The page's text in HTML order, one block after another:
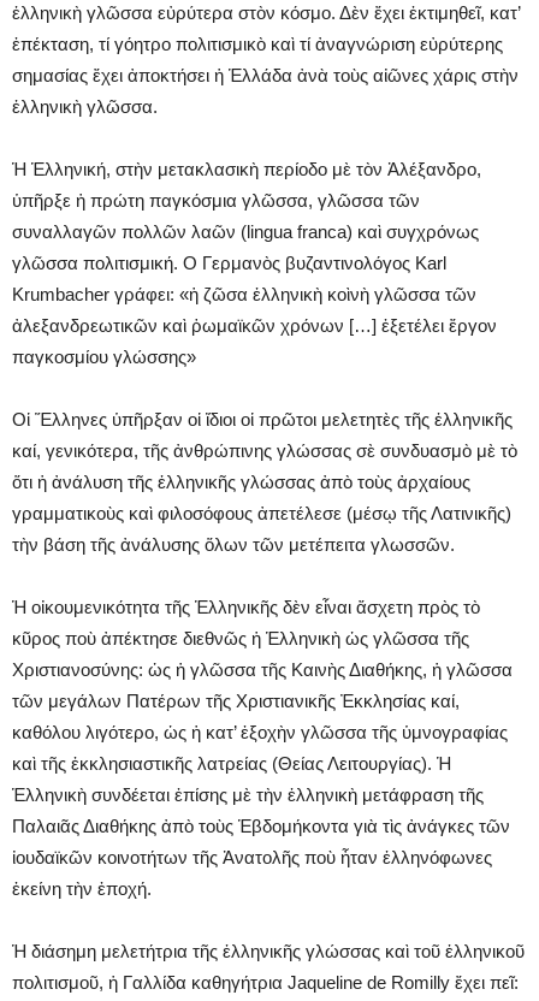
ἑλληνικὴ γλῶσσα εὐρύτερα στὸν κόσμο. Δὲν ἔχει ἐκτιμηθεῖ, κατ’
ἐπέκταση, τί γόητρο πολιτισμικὸ καὶ τί ἀναγνώριση εὐρύτερης
σημασίας ἔχει ἀποκτήσει ἡ Ἑλλάδα ἀνὰ τοὺς αἰῶνες χάρις στὴν
ἑλληνικὴ γλῶσσα.
Ἡ Ἑλληνική, στὴν μετακλασικὴ περίοδο μὲ τὸν Ἀλέξανδρο,
ὑπῆρξε ἡ πρώτη παγκόσμια γλῶσσα, γλῶσσα τῶν
συναλλαγῶν πολλῶν λαῶν (lingua franca) καὶ συγχρόνως
γλῶσσα πολιτισμική. O Γερμανὸς βυζαντινολόγος Karl
Krumbacher γράφει: «ἡ ζῶσα ἑλληνικὴ κοὶνὴ γλῶσσα τῶν
ἀλεξανδρεωτικῶν καὶ ῥωμαϊκῶν χρόνων […] ἐξετέλει ἔργον
παγκοσμίου γλώσσης»
Οἱ Ἕλληνες ὑπῆρξαν οἱ ἴδιοι οἱ πρῶτοι μελετητὲς τῆς ἑλληνικῆς
καί, γενικότερα, τῆς ἀνθρώπινης γλώσσας σὲ συνδυασμὸ μὲ τὸ
ὅτι ἡ ἀνάλυση τῆς ἑλληνικῆς γλώσσας ἀπὸ τοὺς ἀρχαίους
γραμματικοὺς καὶ φιλοσόφους ἀπετέλεσε (μέσῳ τῆς Λατινικῆς)
τὴν βάση τῆς ἀνάλυσης ὅλων τῶν μετέπειτα γλωσσῶν.
Ἡ οἰκουμενικότητα τῆς Ἑλληνικῆς δὲν εἶναι ἄσχετη πρὸς τὸ
κῦρος ποὺ ἀπέκτησε διεθνῶς ἡ Ἑλληνικὴ ὡς γλῶσσα τῆς
Χριστιανοσύνης: ὡς ἡ γλῶσσα τῆς Kαινὴς Διαθήκης, ἡ γλῶσσα
τῶν μεγάλων Πατέρων τῆς Xριστιανικῆς Ἐκκλησίας καί,
καθόλου λιγότερο, ὡς ἡ κατ’ ἐξοχὴν γλῶσσα τῆς ὑμνογραφίας
καὶ τῆς ἐκκλησιαστικῆς λατρείας (Θείας Λειτουργίας). Ἡ
Ἑλληνικὴ συνδέεται ἐπίσης μὲ τὴν ἑλληνικὴ μετάφραση τῆς
Παλαιᾶς Διαθήκης ἀπὸ τοὺς Ἑβδομήκοντα γιὰ τὶς ἀνάγκες τῶν
ἰουδαϊκῶν κοινοτήτων τῆς Ἀνατολῆς ποὺ ἦταν ἑλληνόφωνες
ἐκείνη τὴν ἐποχή.
Ἡ διάσημη μελετήτρια τῆς ἑλληνικῆς γλώσσας καὶ τοῦ ἑλληνικοῦ
πολιτισμοῦ, ἡ Γαλλίδα καθηγήτρια Jaqueline de Romilly ἔχει πεῖ: